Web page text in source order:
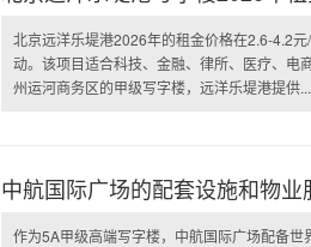
北京远洋乐堤港2026年的租金价格在2.6-4.2
动。该项目适合科技、金融、律所、医疗、电
州运河商务区的甲级写字楼，远洋乐堤港提供...
中航国际广场的配套设施和物
作为5A甲级高端写字楼，中航国际广场配备